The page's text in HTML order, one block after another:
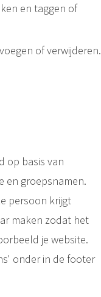
en taggen of
of verwijderen.
op basis van
en groepsnamen.
persoon krijgt
maken zodat het
je website.
onder in de footer